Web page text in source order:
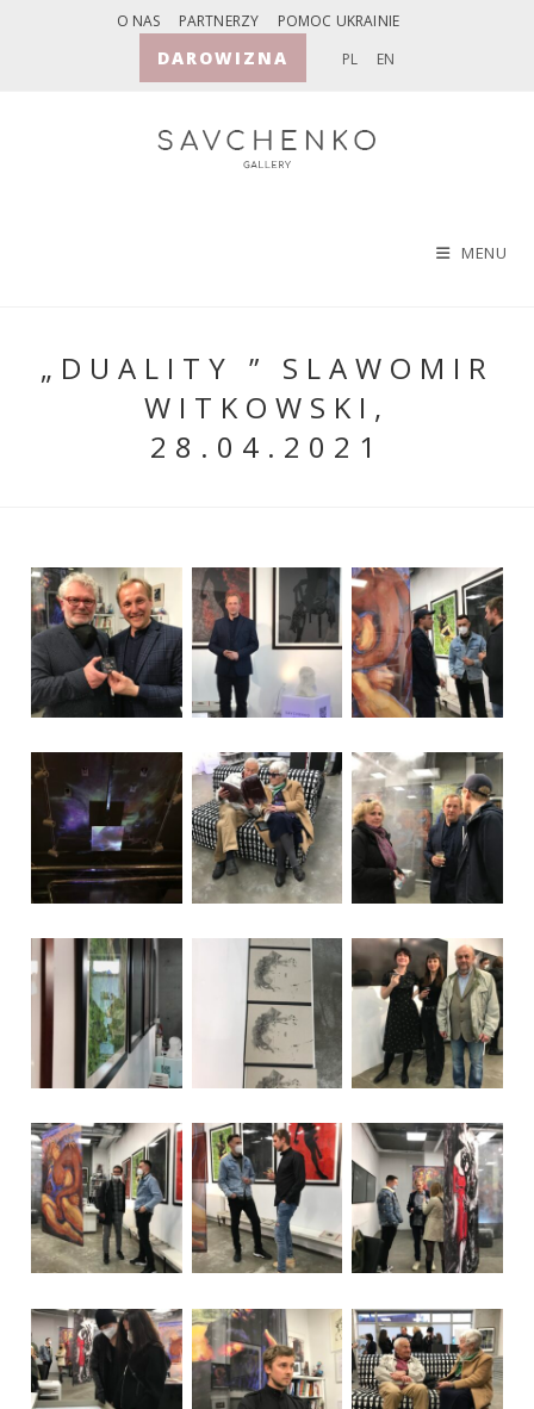
O NAS PARTNERZY POMOC UKRAINIE
DAROWIZNA PL EN
MENU
„DUALITY ” SLAWOMIR
WITKOWSKI,
28.04.2021